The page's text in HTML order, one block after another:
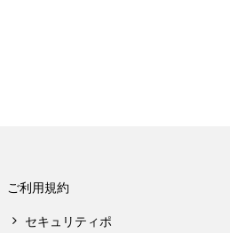
ご利用規約
セキュリティポ